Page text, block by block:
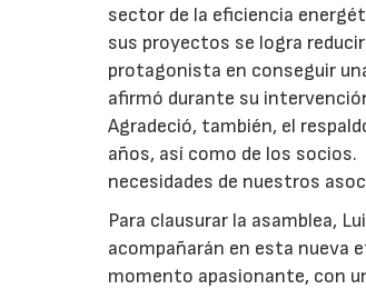
sector de la eficiencia
sus proyectos se logra
protagonista en conseguir
afirmó durante su
Agradeció, también, el
años, así como de los
necesidades de nuestros
Para clausurar la asamblea,
acompañarán en esta nueva
momento apasionante, con